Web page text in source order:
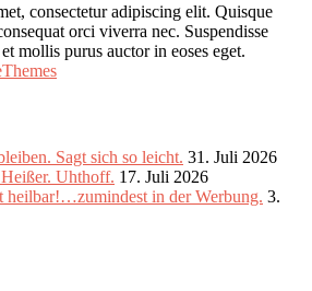
consectetur adipiscing elit. Quisque
orci viverra nec. Suspendisse
mollis purus auctor in eoses eget.
Sagt sich so leicht. 31. Juli 2026
Uhthoff. 17. Juli 2026
heilbar!…zumindest in der Werbung. 3.